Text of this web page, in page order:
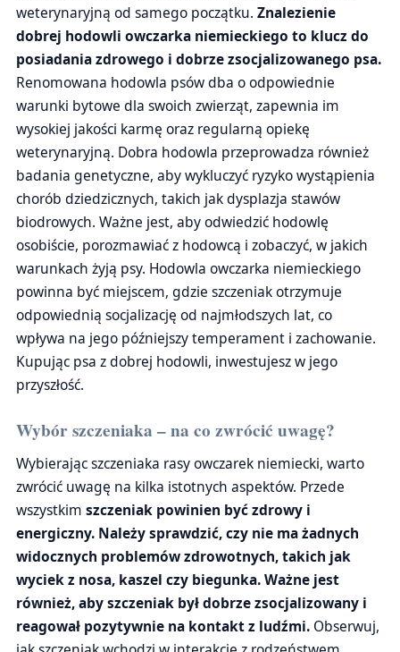
weterynaryjną od samego początku. Znalezienie
dobrej hodowli owczarka niemieckiego to klucz do
posiadania zdrowego i dobrze zsocjalizowanego psa.
Renomowana hodowla psów dba o odpowiednie
warunki bytowe dla swoich zwierząt, zapewnia im
wysokiej jakości karmę oraz regularną opiekę
weterynaryjną. Dobra hodowla przeprowadza również
badania genetyczne, aby wykluczyć ryzyko wystąpienia
chorób dziedzicznych, takich jak dysplazja stawów
biodrowych. Ważne jest, aby odwiedzić hodowlę
osobiście, porozmawiać z hodowcą i zobaczyć, w jakich
warunkach żyją psy. Hodowla owczarka niemieckiego
powinna być miejscem, gdzie szczeniak otrzymuje
odpowiednią socjalizację od najmłodszych lat, co
wpływa na jego późniejszy temperament i zachowanie.
Kupując psa z dobrej hodowli, inwestujesz w jego
przyszłość.
Wybór szczeniaka – na co zwrócić uwagę?
Wybierając szczeniaka rasy owczarek niemiecki, warto
zwrócić uwagę na kilka istotnych aspektów. Przede
wszystkim szczeniak powinien być zdrowy i
energiczny. Należy sprawdzić, czy nie ma żadnych
widocznych problemów zdrowotnych, takich jak
wyciek z nosa, kaszel czy biegunka. Ważne jest
również, aby szczeniak był dobrze zsocjalizowany i
reagował pozytywnie na kontakt z ludźmi. Obserwuj,